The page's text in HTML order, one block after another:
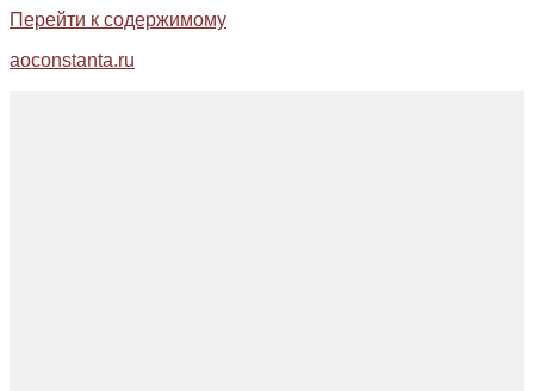
Перейти к содержимому
aoconstanta.ru